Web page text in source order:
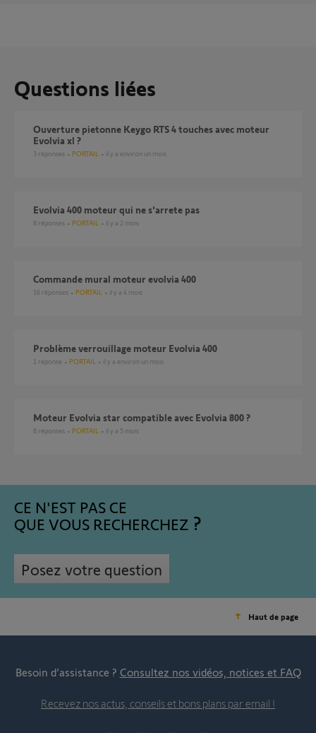
Questions liées
Ouverture pietonne Keygo RTS 4 touches avec moteur
Evolvia xl ?
3 réponses PORTAIL il y a environ un mois
Evolvia 400 moteur qui ne s'arrete pas
8 réponses PORTAIL il y a 2 mois
Commande mural moteur evolvia 400
16 réponses PORTAIL il y a 4 mois
Problème verrouillage moteur Evolvia 400
1 réponse PORTAIL il y a environ un mois
Moteur Evolvia star compatible avec Evolvia 800 ?
8 réponses PORTAIL il y a 5 mois
CE N'EST PAS CE
QUE VOUS RECHERCHEZ
Posez votre question
Haut de page
Besoin d’assistance ? Consultez nos vidéos, notices et FAQ
Recevez nos actus, conseils et bons plans par email !